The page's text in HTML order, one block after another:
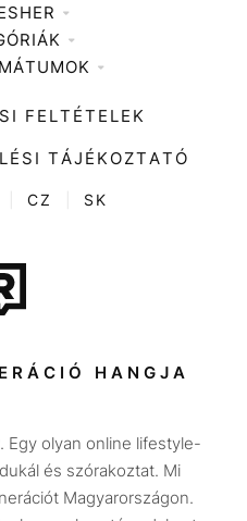
FELTÉTELEK
TÁJÉKOZTATÓ
CZ SK
HANGJA
Egy olyan online lifestyle-
és szórakoztat. Mi
Magyarországon.